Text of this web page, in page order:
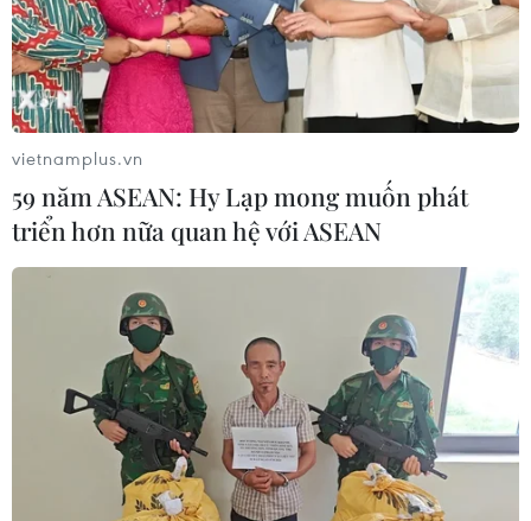
vietnamplus.vn
59 năm ASEAN: Hy Lạp mong muốn phát
triển hơn nữa quan hệ với ASEAN